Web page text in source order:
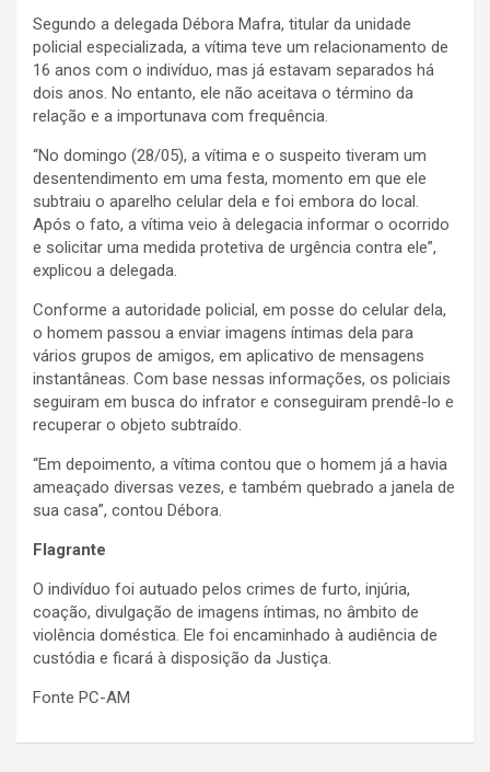
Segundo a delegada Débora Mafra, titular da unidade
policial especializada, a vítima teve um relacionamento de
16 anos com o indivíduo, mas já estavam separados há
dois anos. No entanto, ele não aceitava o término da
relação e a importunava com frequência.
“No domingo (28/05), a vítima e o suspeito tiveram um
desentendimento em uma festa, momento em que ele
subtraiu o aparelho celular dela e foi embora do local.
Após o fato, a vítima veio à delegacia informar o ocorrido
e solicitar uma medida protetiva de urgência contra ele”,
explicou a delegada.
Conforme a autoridade policial, em posse do celular dela,
o homem passou a enviar imagens íntimas dela para
vários grupos de amigos, em aplicativo de mensagens
instantâneas. Com base nessas informações, os policiais
seguiram em busca do infrator e conseguiram prendê-lo e
recuperar o objeto subtraído.
“Em depoimento, a vítima contou que o homem já a havia
ameaçado diversas vezes, e também quebrado a janela de
sua casa”, contou Débora.
Flagrante
O indivíduo foi autuado pelos crimes de furto, injúria,
coação, divulgação de imagens íntimas, no âmbito de
violência doméstica. Ele foi encaminhado à audiência de
custódia e ficará à disposição da Justiça.
Fonte PC-AM